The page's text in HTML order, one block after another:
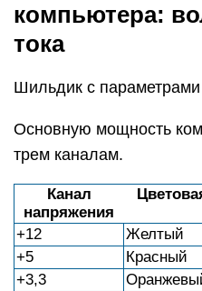
компьютера:
тока
Шильдик с параметрами
Основную мощность
трем каналам.
Канал
напряжения
+12
Желтый
+5
Красный
+3,3